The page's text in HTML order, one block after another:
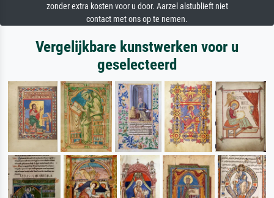
zonder extra kosten voor u door. Aarzel alstublieft niet
contact met ons op te nemen.
Vergelijkbare kunstwerken voor u
geselecteerd